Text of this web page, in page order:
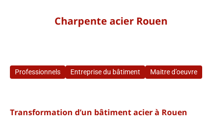
Charpente acier Rouen
Professionnels Entreprise du bâtiment Maitre d’oeuvre
Transformation d’un bâtiment acier à Rouen